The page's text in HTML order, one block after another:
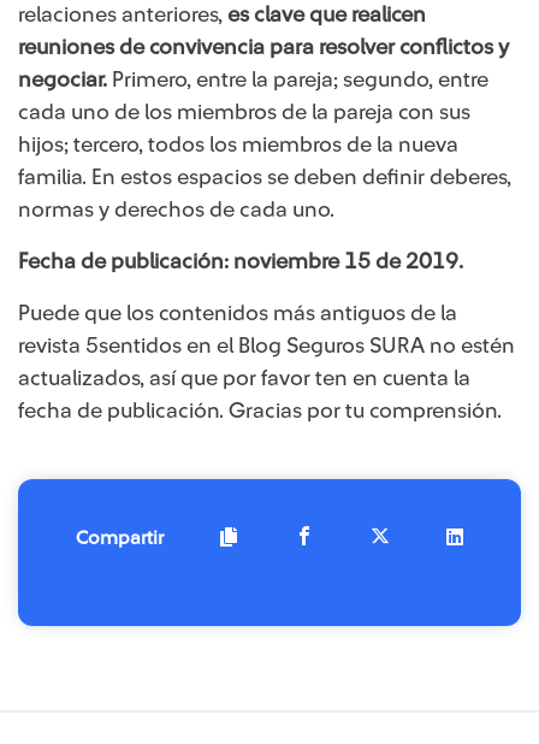
relaciones anteriores, es clave que realicen
reuniones de convivencia para resolver conflictos y
negociar. Primero, entre la pareja; segundo, entre
cada uno de los miembros de la pareja con sus
hijos; tercero, todos los miembros de la nueva
familia. En estos espacios se deben definir deberes,
normas y derechos de cada uno.
Fecha de publicación: noviembre 15 de 2019.
Puede que los contenidos más antiguos de la
revista 5sentidos en el Blog Seguros SURA no estén
actualizados, así que por favor ten en cuenta la
fecha de publicación. Gracias por tu comprensión.
Compartir